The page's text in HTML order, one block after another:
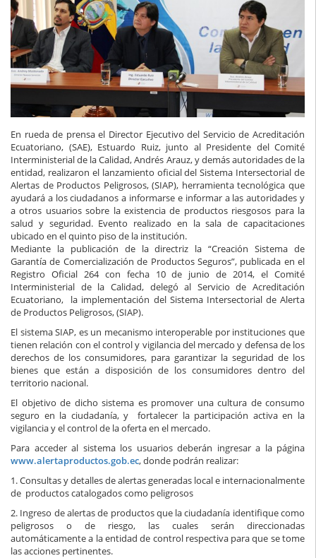
En rueda de prensa el Director Ejecutivo del Servicio de Acreditación
Ecuatoriano, (SAE), Estuardo Ruiz, junto al Presidente del Comité
Interministerial de la Calidad, Andrés Arauz, y demás autoridades de la
entidad, realizaron el lanzamiento oficial del Sistema Intersectorial de
Alertas de Productos Peligrosos, (SIAP), herramienta tecnológica que
ayudará a los ciudadanos a informarse e informar a las autoridades y
a otros usuarios sobre la existencia de productos riesgosos para la
salud y seguridad. Evento realizado en la sala de capacitaciones
ubicado en el quinto piso de la institución.
Mediante la publicación de la directriz la “Creación Sistema de
Garantía de Comercialización de Productos Seguros”, publicada en el
Registro Oficial 264 con fecha 10 de junio de 2014, el Comité
Interministerial de la Calidad, delegó al Servicio de Acreditación
Ecuatoriano, la implementación del Sistema Intersectorial de Alerta
de Productos Peligrosos, (SIAP).
El sistema SIAP, es un mecanismo interoperable por instituciones que
tienen relación con el control y vigilancia del mercado y defensa de los
derechos de los consumidores, para garantizar la seguridad de los
bienes que están a disposición de los consumidores dentro del
territorio nacional.
El objetivo de dicho sistema es promover una cultura de consumo
seguro en la ciudadanía, y fortalecer la participación activa en la
vigilancia y el control de la oferta en el mercado.
Para acceder al sistema los usuarios deberán ingresar a la página
www.alertaproductos.gob.ec, donde podrán realizar:
1. Consultas y detalles de alertas generadas local e internacionalmente
de productos catalogados como peligrosos
2. Ingreso de alertas de productos que la ciudadanía identifique como
peligrosos o de riesgo, las cuales serán direccionadas
automáticamente a la entidad de control respectiva para que se tome
las acciones pertinentes.